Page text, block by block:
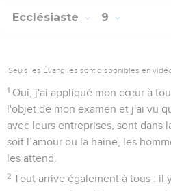
Ecclésiaste 9
Seuls les Évangiles sont disponibles en
1 Oui, j'ai appliqué mon cœur à
l'objet de mon examen et j'ai vu
avec leurs entreprises, sont dans
soit l’amour ou la haine, les
les attend.
2 Tout arrive également à tous : il